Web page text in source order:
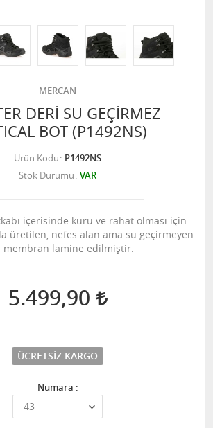
MERCAN
DERİ SU GEÇİRMEZ
BOT (P1492NS)
Ürün Kodu P1492NS
Stok Durumu VAR
içerisinde kuru ve rahat olması için
üretilen, nefes alan ama su geçirmeyen
membran lamine edilmiştir.
5.499,90
ÜCRETSIZ KARGO
Numara :